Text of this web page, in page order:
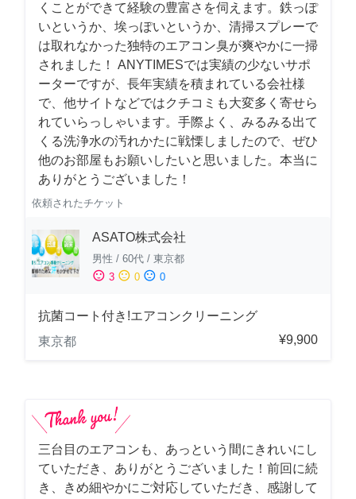
くことができて経験の豊富さを伺えます。鉄っぽ
いというか、埃っぽいというか、清掃スプレーで
は取れなかった独特のエアコン臭が爽やかに一掃
されました！ ANYTIMESでは実績の少ないサポ
ーターですが、長年実績を積まれている会社様
で、他サイトなどではクチコミも大変多く寄せら
れていらっしゃいます。手際よく、みるみる出て
くる洗浄水の汚れかたに戦慄しましたので、ぜひ
他のお部屋もお願いしたいと思いました。本当に
ありがとうございました！
依頼されたチケット
ASATO株式会社
男性 / 60代 / 東京都
sentiment_satisfied 3 sentiment_neutral 0 sentiment_dissatisfied 0
抗菌コート付き!エアコンクリーニング
東京都
¥9,900
三台目のエアコンも、あっという間にきれいにし
ていただき、ありがとうございました！前回に続
き、きめ細やかにご対応していただき、感謝して